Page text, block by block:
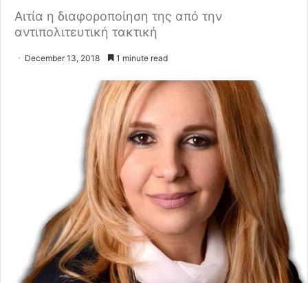
Αιτία η διαφοροποίηση της από την
αντιπολιτευτική τακτική
December 13, 2018 1 minute read